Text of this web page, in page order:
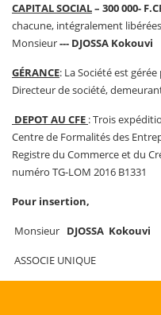
CAPITAL SOCIAL– 300 000-
chacune, intégralement
Monsieur--- DJOSSA Kokouvi
GÉRANCE: La Société est
Directeur de société,
DEPOT AU CFE : Trois
Centre de Formalités des
Registre du Commerce et du
numéro TG-LOM 2016 B1331
Pour insertion,
Monsieur DJOSSA Kokouvi
ASSOCIE UNIQUE